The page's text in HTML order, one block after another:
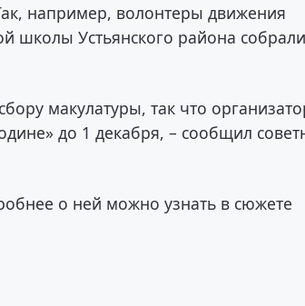
например, волонтеры движения
школы Устьянского района
макулатуры, так что
до 1 декабря, – сообщил
о ней можно узнать в сюжете